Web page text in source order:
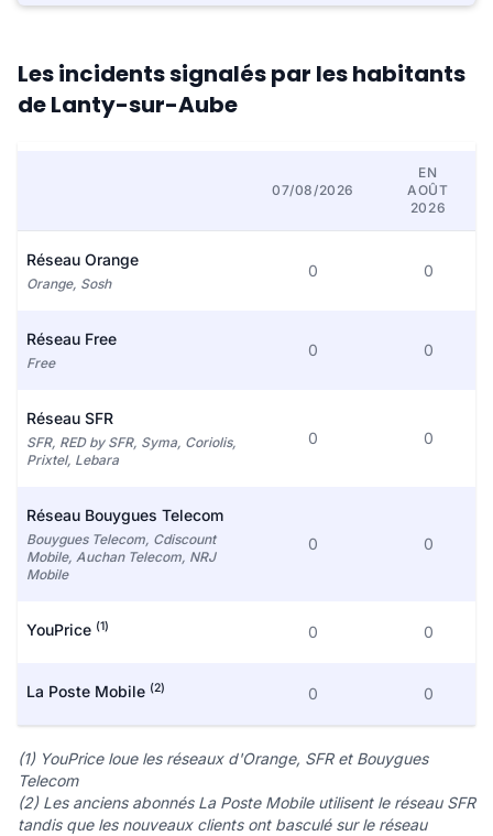
Les incidents signalés par les habitants
de Lanty-sur-Aube
07/08/2026
EN
AOÛT
2026
Réseau Orange
Orange, Sosh
0 0
Réseau Free
Free
0 0
Réseau SFR
SFR, RED by SFR, Syma, Coriolis,
Prixtel, Lebara
0 0
Réseau Bouygues Telecom
Bouygues Telecom, Cdiscount
Mobile, Auchan Telecom, NRJ
Mobile
0 0
YouPrice (1) 0 0
La Poste Mobile (2) 0 0
(1) YouPrice loue les réseaux d'Orange, SFR et Bouygues
Telecom
(2) Les anciens abonnés La Poste Mobile utilisent le réseau SFR
tandis que les nouveaux clients ont basculé sur le réseau